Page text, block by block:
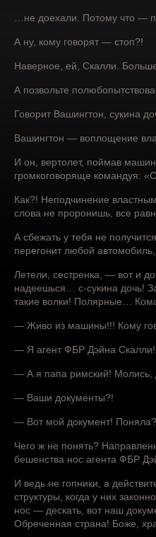
…не доехали. Потому что —
А ну, кому говорят — стоп?!
Наверное, ей, Скалли.
А позвольте
Говорит Вашингтон, сукина
Вашингтон — воплощение
И он, вертолет, поймав
громкоговоряще командуя:
Как?! Неподчинение
слова не проронишь, все
А сбежать у тебя не
перегонит любой
Летели, сестренка, — вот и
надеешься… с-сукина дочь!
такие волки! Полярные…
— Живо из машины!!! Кому
— Я агент ФБР Дэйна Скалли!
— А я папа римский!
— Ваши документы?!
— Вот мой документ!
Чего ж не понять?
бешенства нос агента ФБР
И ведь не гопники, а
структуры, когда у них
нос — дескать, вот наш
Обреченная страна! Боже,